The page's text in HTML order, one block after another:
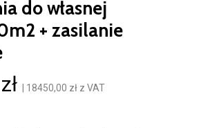
do własnej
+ zasilanie
zł 18450,00 złz VAT